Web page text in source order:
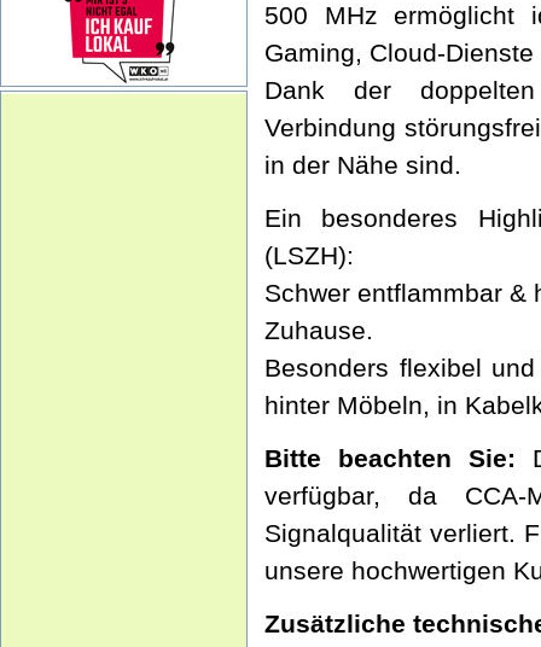
500 MHz ermöglicht
Gaming, Cloud-
Dank der
Verbindung
in der Nähe sind.
Ein besonderes
(LSZH):
Schwer entflammbar &
Zuhause.
Besonders flexibel
hinter Möbeln, in
Bitte beachten Sie:
verfügbar, da
Signalqualität verliert.
unsere hochwertigen
Zusätzliche